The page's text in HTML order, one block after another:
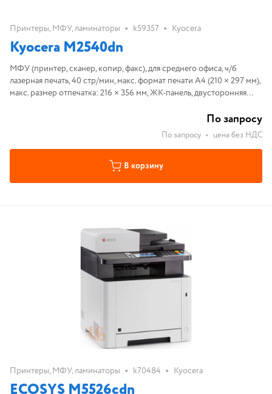
Принтеры, МФУ, ламинаторы • k59357 • Kyocera
Kyocera M2540dn
МФУ (принтер, сканер, копир, факс), для среднего офиса, ч/б
лазерная печать, 40 стр/мин, макс. формат печати A4 (210 × 297 мм),
макс. размер отпечатка: 216 × 356 мм, ЖК-панель, двусторонняя
По запросу
По запросу • цена без НДС
В корзину
Принтеры, МФУ, ламинаторы • k70484 • Kyocera